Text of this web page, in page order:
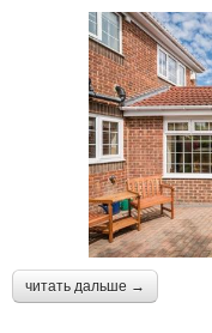
читать дальше →